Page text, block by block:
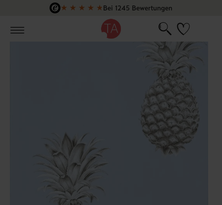
Zum Hauptinhalt springen
★ ★ ★ ★ ★Bei 1245 Bewertungen